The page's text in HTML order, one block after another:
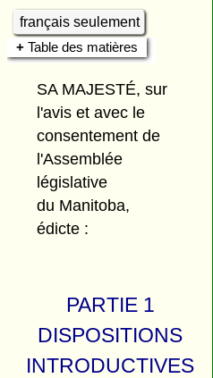
français seulement
Table des matières
SA MAJESTÉ, sur
l'avis et avec le
consentement de
l'Assemblée
législative
du Manitoba,
édicte :
PARTIE 1
DISPOSITIONS
INTRODUCTIVES